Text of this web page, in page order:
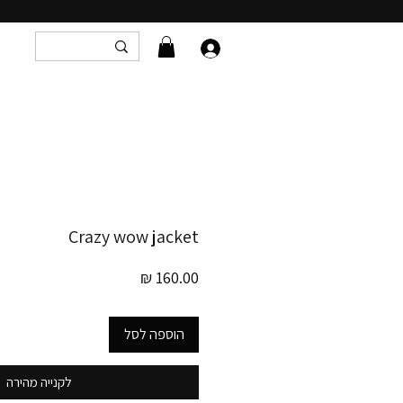
Crazy wow jacket
הוספה לסל
לקנייה מהירה